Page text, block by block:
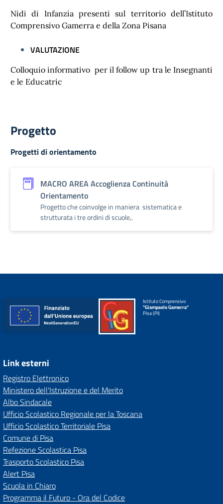
Nidi di Infanzia presenti sul territorio dell’Istituto
Comprensivo Gamerra e della Zona Pisana
VALUTAZIONE
Colloquio informativo per il follow up tra le Insegnanti
e le Educatric
Progetto
Progetti di orientamento
MACRO AREA Accoglienza Continuità
Orientamento
Progetto che coinvolge in maniera sistematica e
strutturata i tre ordini di scuole,.
Istituto Comprensivo
"Giampaolo Gamerra"
Pisa (PI)
Link esterni
Registro Elettronico
Ministero dell'Istruzione e del Merito
Albo Sindacale
Ufficio Scolastico Regionale per la Toscana
Ufficio Scolastico Territoriale Pisa
Comune di Pisa
Refezione Scolastica Pisa
Trasporto Scolastico Pisa
Alert Pisa
Scuola in Chiaro
Programma il Futuro - Ora del Codice